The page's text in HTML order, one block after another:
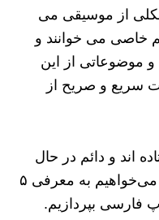
از موسیقی می
خاصی می خوانند و
موضوعاتی از این
سریع و صریح از
اند و دائم در حال
تحقیقر کردن یکدیگر می‌ باشند، می‌خواهیم به معرفی ۵
فارسی بپردازیم.